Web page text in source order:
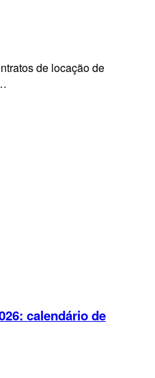
de locação de
calendário de